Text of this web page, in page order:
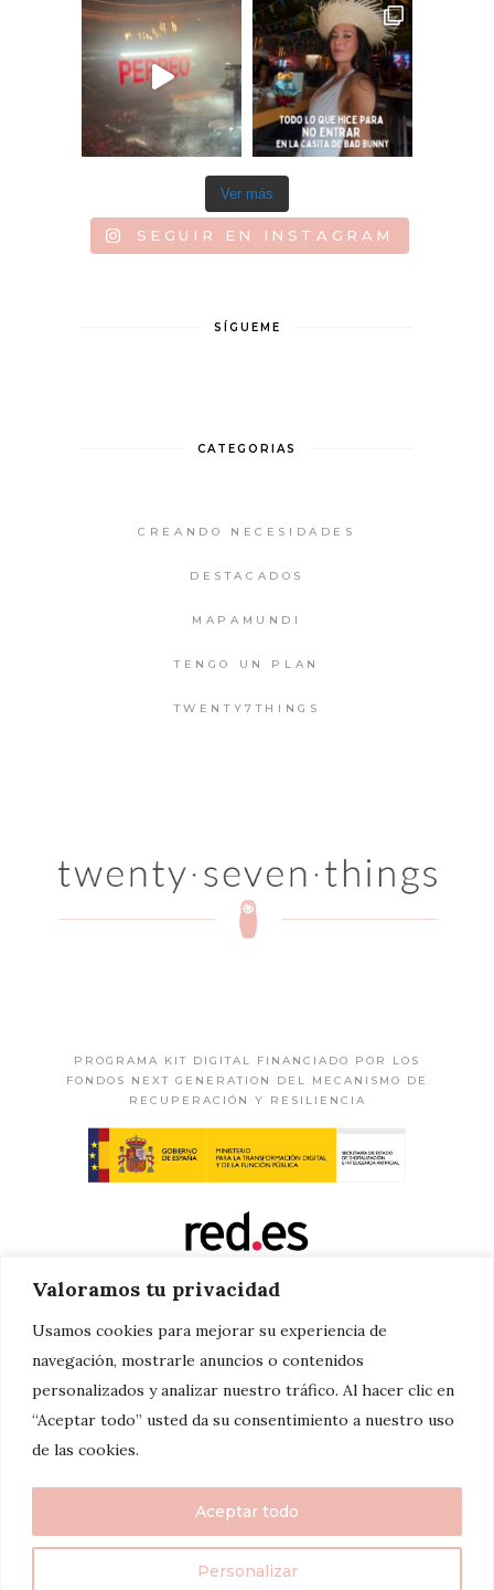
Valoramos tu privacidad
Usamos cookies para mejorar su experiencia de
navegación, mostrarle anuncios o contenidos
personalizados y analizar nuestro tráfico. Al hacer clic en
“Aceptar todo” usted da su consentimiento a nuestro uso
de las cookies.
Personalizar
Aceptar todo
Ver más
SEGUIR EN INSTAGRAM
SÍGUEME
CATEGORIAS
CREANDO NECESIDADES
DESTACADOS
MAPAMUNDI
TENGO UN PLAN
TWENTY7THINGS
PROGRAMA KIT DIGITAL FINANCIADO POR LOS
FONDOS NEXT GENERATION DEL MECANISMO DE
RECUPERACIÓN Y RESILIENCIA